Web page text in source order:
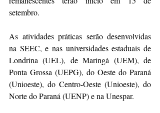
setembro.
As atividades práticas serão desenvolvidas
na SEEC, e nas universidades estaduais de
Londrina (UEL), de Maringá (UEM), de
Ponta Grossa (UEPG), do Oeste do Paraná
(Unioeste), do Centro-Oeste (Unioeste), do
Norte do Paraná (UENP) e na Unespar.